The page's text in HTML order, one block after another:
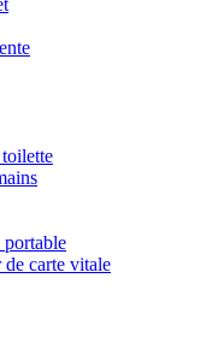
portable
de carte vitale